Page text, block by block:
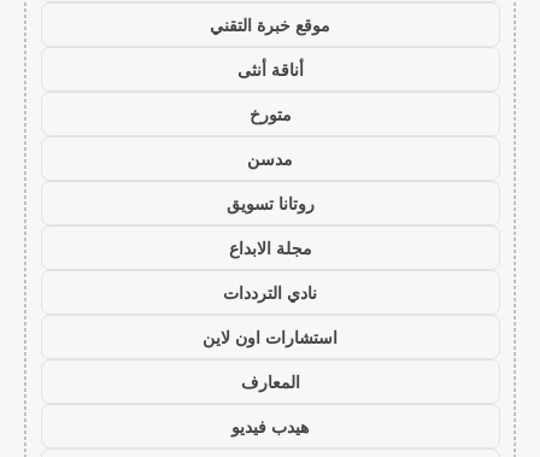
موقع خبرة التقني
أناقة أنثى
متورخ
مدسن
روتانا تسويق
مجلة الابداع
نادي الترددات
استشارات اون لاين
المعارف
هيدب فيديو